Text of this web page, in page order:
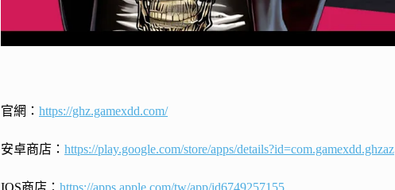
官網： https://ghz.gamexdd.com/
安卓商店： https://play.google.com/store/apps/details?id=com.gamexdd.ghzaz
IOS商店： https://apps.apple.com/tw/app/id6749257155